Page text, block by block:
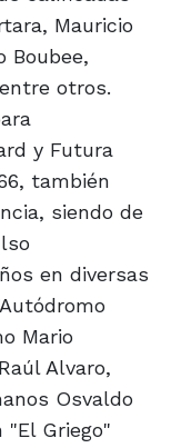
Mauricio
Boubee,
otros.
y Futura
también
siendo de
en diversas
Mario
Alvaro,
Osvaldo
Griego"